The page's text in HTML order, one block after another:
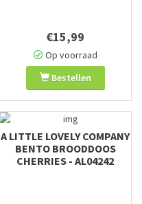
€15,99
Op voorraad
Bestellen
A LITTLE LOVELY COMPANY
BENTO BROODDOOS
CHERRIES - AL04242